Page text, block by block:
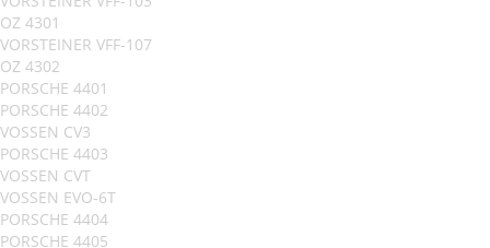
OZ 4301
VORSTEINER VFF-107
OZ 4302
PORSCHE 4401
PORSCHE 4402
VOSSEN CV3
PORSCHE 4403
VOSSEN CVT
VOSSEN EVO-6T
PORSCHE 4404
PORSCHE 4405